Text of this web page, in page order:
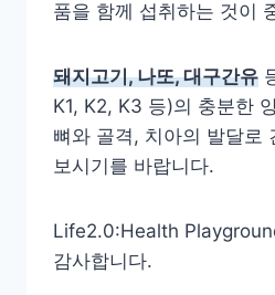
품을 함께 섭취하는 것이
돼지고기, 나또, 대구간유
K1, K2, K3 등)의 충분한
뼈와 골격, 치아의 발달로
보시기를 바랍니다.
Life2.0:Health
감사합니다.